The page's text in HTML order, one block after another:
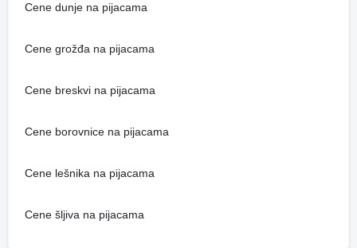
Cene dunje na pijacama
Cene grožđa na pijacama
Cene breskvi na pijacama
Cene borovnice na pijacama
Cene lešnika na pijacama
Cene šljiva na pijacama